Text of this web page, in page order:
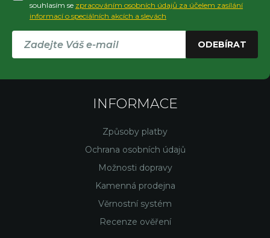
souhlasím se zpracováním osobních údajů za účelem zasílání
informací o speciálních akcích a slevách
ODEBÍRAT
INFORMACE
Způsoby platby
Ochrana osobních údajů
Možnosti dopravy
Kamenná prodejna
Věrnostní systém
Recenze ověření